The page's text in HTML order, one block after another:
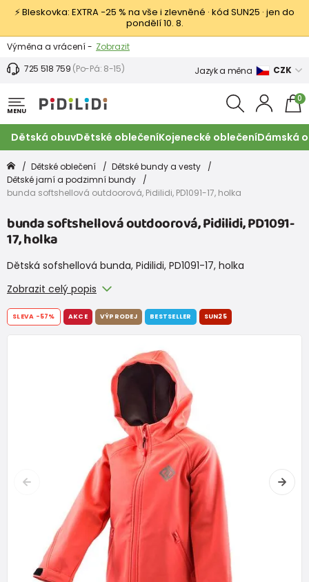
⚡ Bleskovka: EXTRA −25 % na vše i zlevněné · kód SUN25 · jen do
pondělí 10. 8.
Výměna a vrácení - Zobrazit
Sleva 100 Kč na první nákup -
725 518 759 (Po-Pá: 8-15) Jazyk a měna CZK
MENU
0
Dětská obuvDětské oblečeníKojenecké oblečeníDámská
Dětské oblečení
Dětské bundy a vesty
Dětské jarní a podzimní bundy
bunda softshellová outdoorová, Pidilidi, PD1091-17, holka
bunda softshellová outdoorová, Pidilidi, PD1091-
17, holka
Dětská sofshellová bunda, Pidilidi, PD1091-17, holka
Zobrazit celý popis
SLEVA -57% AKCE VÝPRODEJ BESTSELLER SUN25